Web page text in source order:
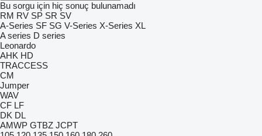
Bu sorgu için hiç sonuç bulunamadı
RM RV SP SR SV
A-Series SF SG V-Series X-Series XL
A series D series
Leonardo
AHK HD
TRACCESS
CM
Jumper
WAV
CF LF
DK DL
AMWP GTBZ JCPT